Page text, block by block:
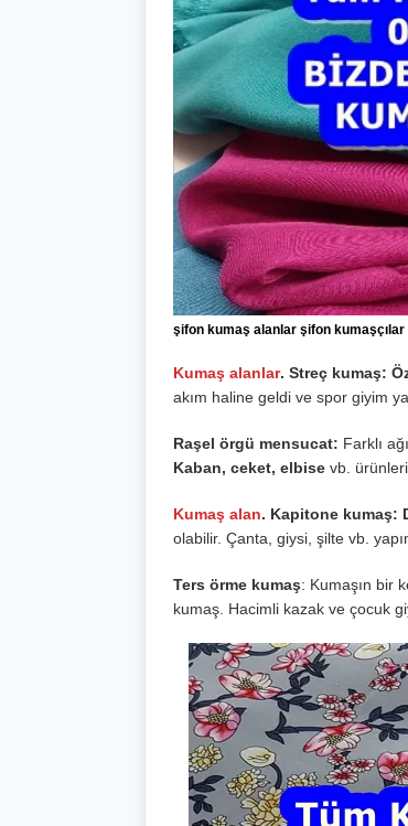
şifon kumaş alanlar şifon
Kumaş alanlar. Streç kumaş:
akım haline geldi ve spor giyim
Raşel örgü mensucat: Farklı
Kaban, ceket, elbise vb.
Kumaş alan. Kapitone kumaş:
olabilir. Çanta, giysi, şilte vb.
Ters örme kumaş: Kumaşın bir
kumaş. Hacimli kazak ve çocuk